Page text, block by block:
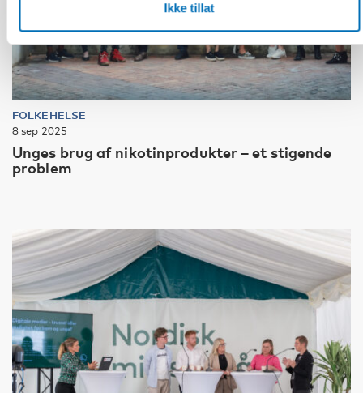
Ikke tillat
FOLKEHELSE
8 sep 2025
Unges brug af nikotinprodukter – et stigende
problem